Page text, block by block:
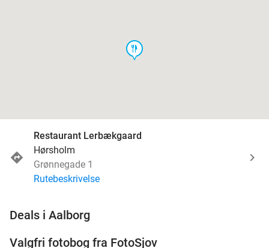
food
Restaurant Lerbækgaard
Hørsholm
Grønnegade 1
Rutebeskrivelse
Deals i Aalborg
Valgfri fotobog fra FotoSjov